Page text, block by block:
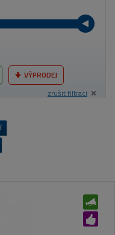
VÝPRODEJ
zrušit filtraci